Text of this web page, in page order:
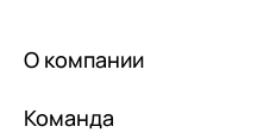
О компании
Команда